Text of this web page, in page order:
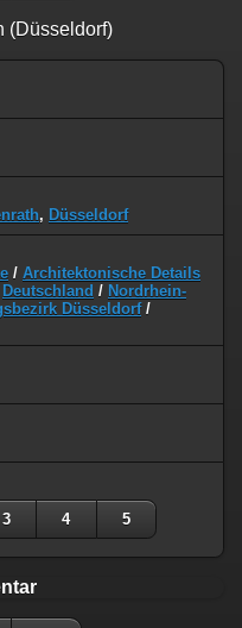
(Düsseldorf)
, Düsseldorf
/ Architektonische Details
Deutschland / Nordrhein-
Düsseldorf/
3 4 5